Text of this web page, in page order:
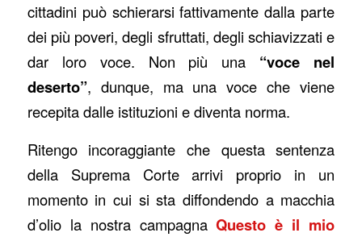
cittadini può schierarsi fattivamente dalla parte
dei più poveri, degli sfruttati, degli schiavizzati e
dar loro voce. Non più una “voce nel
deserto”, dunque, ma una voce che viene
recepita dalle istituzioni e diventa norma.
Ritengo incoraggiante che questa sentenza
della Suprema Corte arrivi proprio in un
momento in cui si sta diffondendo a macchia
d’olio la nostra campagnaQuesto è il mio